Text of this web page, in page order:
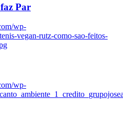
Par
wp-
vegan-rutz-como-sao-feitos-
wp-